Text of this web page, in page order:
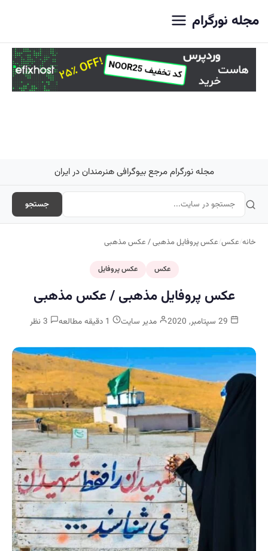
مجله نورگرام
مجله نورگرام مرجع بیوگرافی هنرمندان در ایران
جستجو
خانه/عکس/عکس پروفایل مذهبی / عکس مذهبی
عکس عکس پروفایل
عکس پروفایل مذهبی / عکس مذهبی
مدیر سایت